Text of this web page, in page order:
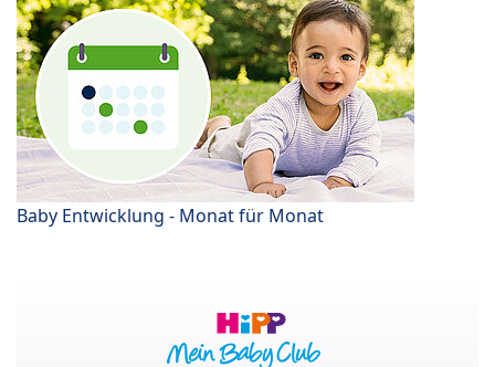
Baby Entwicklung - Monat für Monat